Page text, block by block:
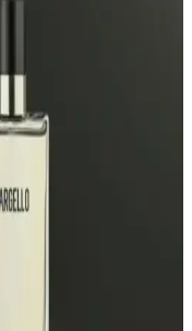
kokuyu seçmek için
– Odunsu
ml)
yapı ve temiz üst
sunar. 50 ml EDP,
Capri esintileriyle